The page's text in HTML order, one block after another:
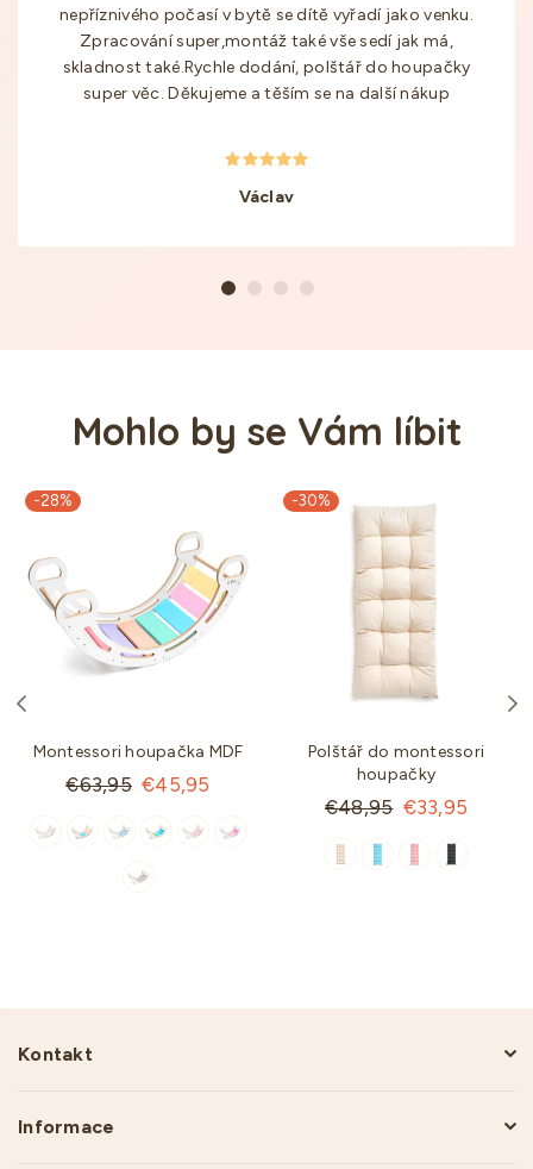
nepříznivého počasí v bytě se dítě vyřadí jako venku.
Zpracování super,montáž také vše sedí jak má,
skladnost také.Rychle dodání, polštář do houpačky
super věc. Děkujeme a těším se na další nákup
Václav
Mohlo by se Vám líbit
-28%
Montessori houpačka MDF
Standartní
€63,95 €45,95
-30%
Polštář do montessori
houpačky
Standartní
€48,95 €33,95
Kontakt
Informace